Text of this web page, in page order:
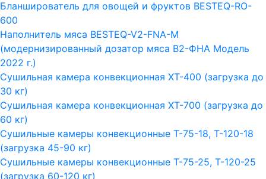
Бланширователь для овощей и фруктов BESTEQ-RO-
600
Наполнитель мяса BESTEQ-V2-FNA-M
(модернизированный дозатор мяса В2-ФНА Модель
2022 г.)
Сушильная камера конвекционная ХТ-400 (загрузка до
30 кг)
Сушильная камера конвекционная ХТ-700 (загрузка до
60 кг)
Сушильные камеры конвекционные Т-75-18, Т-120-18
(загрузка 45-90 кг)
Сушильные камеры конвекционные Т-75-25, Т-120-25
(загрузка 60-120 кг)